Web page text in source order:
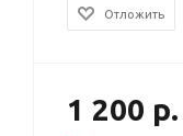
Отложить
1 200 р.